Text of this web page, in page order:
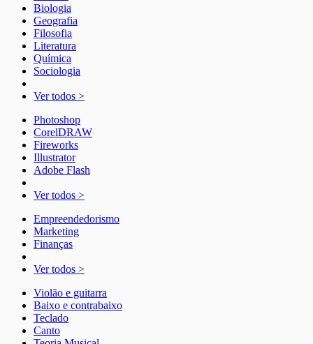
Biologia
Geografia
Filosofia
Literatura
Química
Sociologia
Ver todos >
Photoshop
CorelDRAW
Fireworks
Illustrator
Adobe Flash
Ver todos >
Empreendedorismo
Marketing
Finanças
Ver todos >
Violão e guitarra
Baixo e contrabaixo
Teclado
Canto